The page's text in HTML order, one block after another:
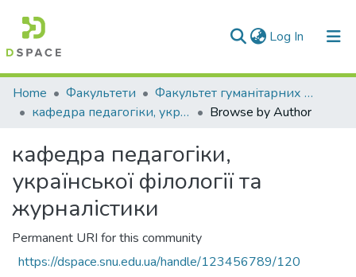
Log In (current)
Communities & Collections
All of DSpace
Home Факультети
Факультет гуманітарних та соціальних наук
кафедра педагогіки, української філології та журналістики
Browse by Author
кафедра педагогіки,
української філології та
журналістики
Permanent URI for this community
https://dspace.snu.edu.ua/handle/123456789/120